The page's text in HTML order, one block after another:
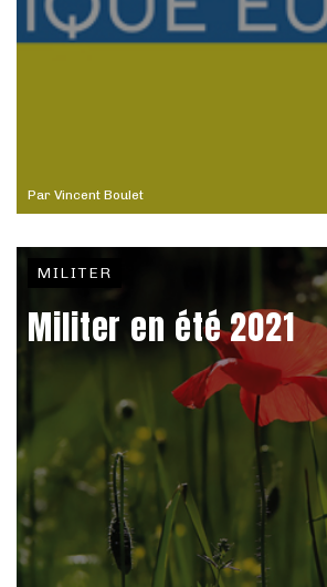
Par Vincent Boulet
MILITER
Militer en été 2021